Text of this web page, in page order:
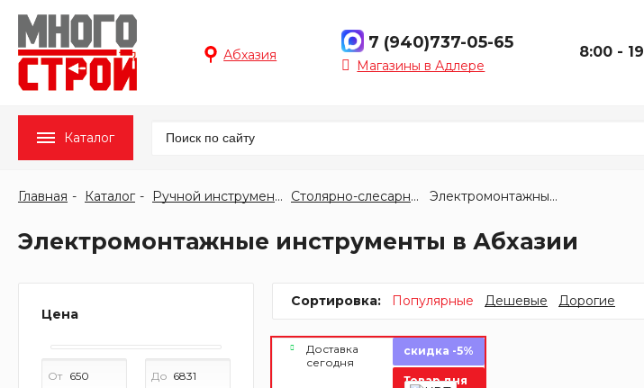
Абхазия
7 (940)737-05-65
Магазины в Адлере
8:00 -
Каталог
Главная Каталог Ручной инструмент Столярно-слесарный инструмент Электромонтажные инструменты
Электромонтажные инструменты в Абхазии
Цена
От До
Сортировка: Популярные Дешевые Дорогие
Доставка
сегодня
скидка -5%
Товар дня